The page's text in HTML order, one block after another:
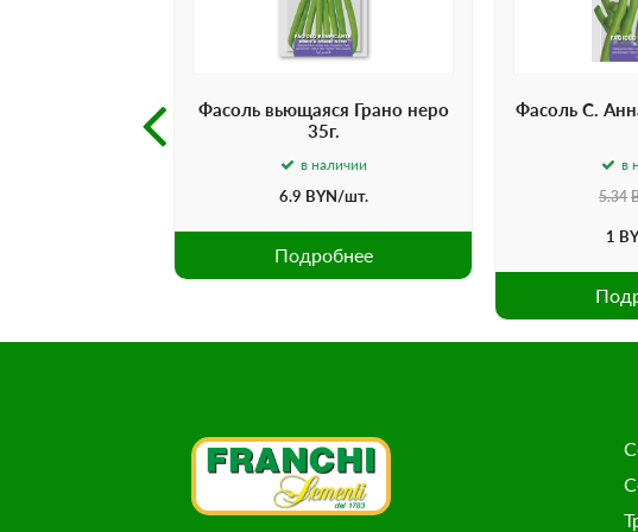
Фасоль вьющаяся Грано неро
35г.
в наличии
6.9 BYN/шт.
Подробнее
Фасоль С.
в
5.34
1